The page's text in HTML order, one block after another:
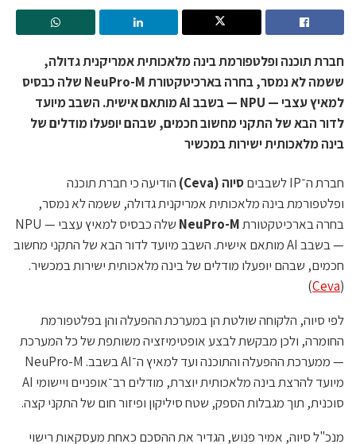
חברת תוכנה ופלטפורמת בינה מלאכותית אמריקנית גדולה,
ששמה לא נמסר, בחרה בארכיטקטורת NeuPro-M שלה כבסיס
למאיץ עצבי — NPU — בשבב AI מותאם אישית. השבב מיועד
לדור הבא של התקני מחשוב חכמים, שבהם יופעלו מודלים של
בינה מלאכותית ישירות במכשיר
חברת ה־IP לשבבים סיוה (Ceva)
הודיעה כי חברת תוכנה
ופלטפורמת בינה מלאכותית אמריקנית גדולה, ששמה לא נמסר,
בחרה בארכיטקטורתNeuPro-M
שלה כבסיס למאיץ עצבי — NPU
— בשבב AI מותאם אישית. השבב מיועד לדור הבא של התקני מחשוב
חכמים, שבהם יופעלו מודלים של בינה מלאכותית ישירות במכשיר.
(
Ceva
)
לפי סיוה, הלקוחה שולטת הן במערכת ההפעלה והן בפלטפורמת
החומרה, ולכן מבקשת לבצע אופטימיזציה משותפת של כל המערכת
— ממערכת ההפעלה והתוכנה ועד למאיץ ה־AI בשבב. NeuPro-M
מיועד להרצת בינה מלאכותית יוצרת, מודלים רב־אופניים ויישומי AI
סוכנית, תוך מגבלות הספק, שטח סיליקון ופיזור חום של התקני קצה.
מנכ"ל סיוה, אמיר פנוש, הגדיר את ההסכם כאחת מעסקאות רישוי